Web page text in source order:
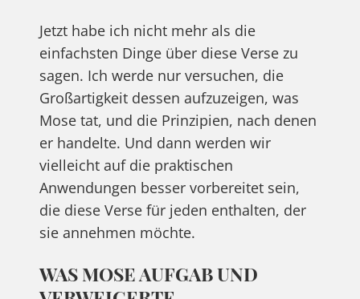
Jetzt habe ich nicht mehr als die
einfachsten Dinge über diese Verse zu
sagen. Ich werde nur versuchen, die
Großartigkeit dessen aufzuzeigen, was
Mose tat, und die Prinzipien, nach denen
er handelte. Und dann werden wir
vielleicht auf die praktischen
Anwendungen besser vorbereitet sein,
die diese Verse für jeden enthalten, der
sie annehmen möchte.
WAS MOSE AUFGAB UND